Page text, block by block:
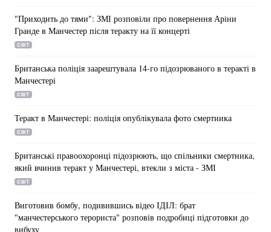
Війна
Україна
"Приходить до тями": ЗМІ розповіли про повернення Аріни
Гранде в Манчестер після теракту на її концерті
СВІТ
Британська поліція заарештувала 14-го підозрюваного в теракті в
Манчестері
СВІТ
Теракт в Манчестері: поліція опублікувала фото смертника
СВІТ
Британські правоохоронці підозрюють, що спільники смертника,
який вчинив теракт у Манчестері, втекли з міста - ЗМІ
СВІТ
Виготовив бомбу, подивившись відео ІДІЛ: брат
"манчестерського терориста" розповів подробиці підготовки до
вибуху